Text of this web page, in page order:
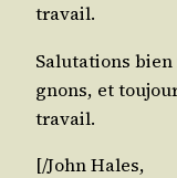
travail.
Salu­ta­tions
gnons, et
travail.
[/​JohnHales,